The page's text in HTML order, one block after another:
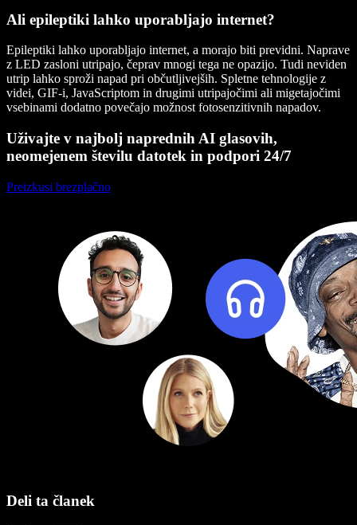
Ali epileptiki lahko uporabljajo internet?
Epileptiki lahko uporabljajo internet, a morajo biti previdni. Naprave
z LED zasloni utripajo, čeprav mnogi tega ne opazijo. Tudi neviden
utrip lahko sproži napad pri občutljivejših. Spletne tehnologije z
videi, GIF-i, JavaScriptom in drugimi utripajočimi ali migetajočimi
vsebinami dodatno povečajo možnost fotosenzitivnih napadov.
Uživajte v najbolj naprednih AI glasovih,
neomejenem številu datotek in podpori 24/7
Preizkusi brezplačno
Deli ta članek